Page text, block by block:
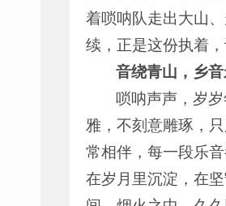
着唢呐队走出大山
续，正是这份执着
音绕青山，乡
唢呐声声，岁
雅，不刻意雕琢，
常相伴，每一段乐
在岁月里沉淀，在